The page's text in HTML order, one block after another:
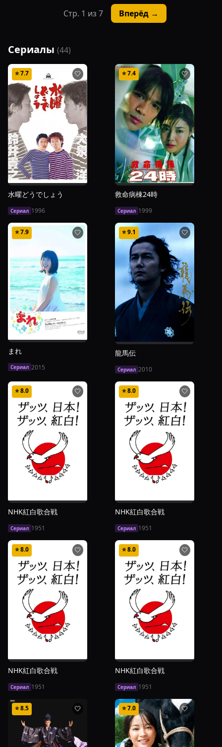
Стр. 1 из 7 Вперёд →
Сериалы (44)
⭐7.7 🤍
水曜どうでしょう
Сериал 1996
⭐7.4 🤍
救命病棟24時
Сериал 1999
⭐7.9 🤍
まれ
Сериал 2015
⭐9.1 🤍
龍馬伝
Сериал 2010
⭐8.0 🤍
NHK紅白歌合戦
Сериал 1951
⭐8.0 🤍
NHK紅白歌合戦
Сериал 1951
⭐8.0 🤍
NHK紅白歌合戦
Сериал 1951
⭐8.0 🤍
NHK紅白歌合戦
Сериал 1951
⭐8.5 🤍 ⭐7.0 🤍